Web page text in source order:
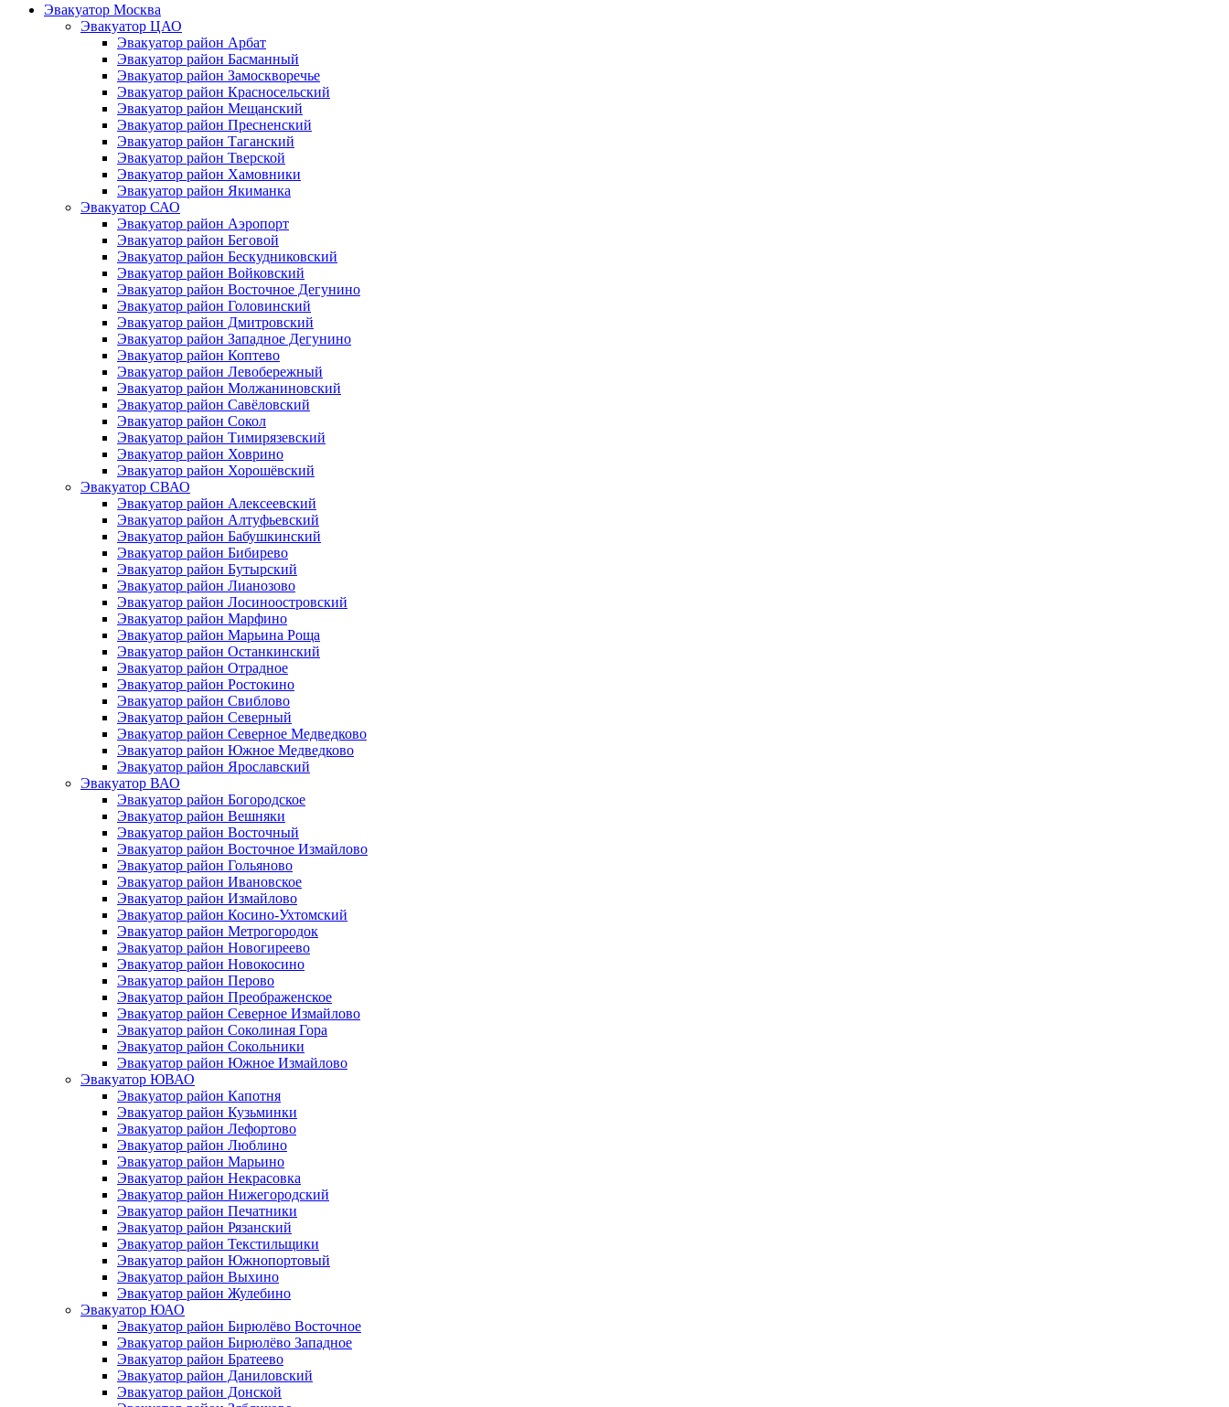
Эвакуатор Москва
Эвакуатор ЦАО
Эвакуатор район Арбат
Эвакуатор район Басманный
Эвакуатор район Замоскворечье
Эвакуатор район Красносельский
Эвакуатор район Мещанский
Эвакуатор район Пресненский
Эвакуатор район Таганский
Эвакуатор район Тверской
Эвакуатор район Хамовники
Эвакуатор район Якиманка
Эвакуатор САО
Эвакуатор район Аэропорт
Эвакуатор район Беговой
Эвакуатор район Бескудниковский
Эвакуатор район Войковский
Эвакуатор район Восточное Дегунино
Эвакуатор район Головинский
Эвакуатор район Дмитровский
Эвакуатор район Западное Дегунино
Эвакуатор район Коптево
Эвакуатор район Левобережный
Эвакуатор район Молжаниновский
Эвакуатор район Савёловский
Эвакуатор район Сокол
Эвакуатор район Тимирязевский
Эвакуатор район Ховрино
Эвакуатор район Хорошёвский
Эвакуатор СВАО
Эвакуатор район Алексеевский
Эвакуатор район Алтуфьевский
Эвакуатор район Бабушкинский
Эвакуатор район Бибирево
Эвакуатор район Бутырский
Эвакуатор район Лианозово
Эвакуатор район Лосиноостровский
Эвакуатор район Марфино
Эвакуатор район Марьина Роща
Эвакуатор район Останкинский
Эвакуатор район Отрадное
Эвакуатор район Ростокино
Эвакуатор район Свиблово
Эвакуатор район Северный
Эвакуатор район Северное Медведково
Эвакуатор район Южное Медведково
Эвакуатор район Ярославский
Эвакуатор ВАО
Эвакуатор район Богородское
Эвакуатор район Вешняки
Эвакуатор район Восточный
Эвакуатор район Восточное Измайлово
Эвакуатор район Гольяново
Эвакуатор район Ивановское
Эвакуатор район Измайлово
Эвакуатор район Косино-Ухтомский
Эвакуатор район Метрогородок
Эвакуатор район Новогиреево
Эвакуатор район Новокосино
Эвакуатор район Перово
Эвакуатор район Преображенское
Эвакуатор район Северное Измайлово
Эвакуатор район Соколиная Гора
Эвакуатор район Сокольники
Эвакуатор район Южное Измайлово
Эвакуатор ЮВАО
Эвакуатор район Капотня
Эвакуатор район Кузьминки
Эвакуатор район Лефортово
Эвакуатор район Люблино
Эвакуатор район Марьино
Эвакуатор район Некрасовка
Эвакуатор район Нижегородский
Эвакуатор район Печатники
Эвакуатор район Рязанский
Эвакуатор район Текстильщики
Эвакуатор район Южнопортовый
Эвакуатор район Выхино
Эвакуатор район Жулебино
Эвакуатор ЮАО
Эвакуатор район Бирюлёво Восточное
Эвакуатор район Бирюлёво Западное
Эвакуатор район Братеево
Эвакуатор район Даниловский
Эвакуатор район Донской